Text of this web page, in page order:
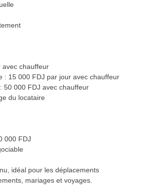
avec chauffeur
: 15 000 FDJ par jour avec chauffeur
50 000 FDJ avec chauffeur
du locataire
000 FDJ
idéal pour les déplacements
mariages et voyages.